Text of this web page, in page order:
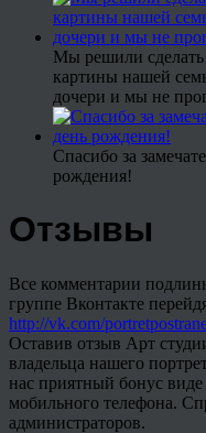
Мы решили сделать
картины нашей
дочери и мы не
Спасибо за
рождения!
Отзывы
Все комментарии
группе Вконтакте
http://vk.com/
Оставив отзыв Арт
владельца нашего
нас приятный бонус
мобильного телефона.
администраторов.